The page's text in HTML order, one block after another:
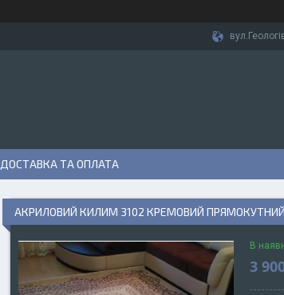
ДОСТАВКА ТА ОПЛАТА
АКРИЛОВИЙ КИЛИМ 3102 КРЕМОВИЙ ПРЯМОКУТНИЙ
В
3